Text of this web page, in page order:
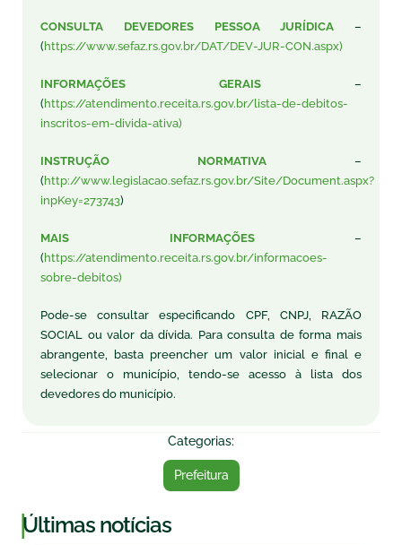
CONSULTA DEVEDORES PESSOA JURÍDICA –
(https://www.sefaz.rs.gov.br/DAT/DEV-JUR-CON.aspx)
INFORMAÇÕES GERAIS
–
(https://atendimento.receita.rs.gov.br/lista-de-debitos-
inscritos-em-divida-ativa)
INSTRUÇÃO NORMATIVA –
(http://www.legislacao.sefaz.rs.gov.br/Site/Document.aspx?
inpKey=273743)
MAIS INFORMAÇÕES–
(https://atendimento.receita.rs.gov.br/informacoes-
sobre-debitos)
Pode-se consultar especificando CPF, CNPJ, RAZÃO
SOCIAL ou valor da dívida. Para consulta de forma mais
abrangente, basta preencher um valor inicial e final e
selecionar o município, tendo-se acesso à lista dos
devedores do município.
Categorias:
Prefeitura
|Últimas notícias